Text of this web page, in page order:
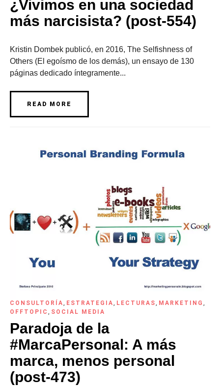
¿Vivimos en una sociedad
más narcisista? (post-554)
Kristin Dombek publicó, en 2016, The Selfishness of
Others (El egoísmo de los demás), un ensayo de 130
páginas dedicado íntegramente...
READ MORE
CONSULTORÍA, ESTRATEGIA, LECTURAS, MARKETING ,
OFFTOPIC , SOCIAL MEDIA
Paradoja de la
#MarcaPersonal: A más
marca, menos personal
(post-473)